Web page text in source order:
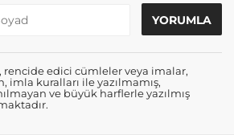
rencide edici cümleler veya imalar,
imla kuralları ile yazılmamış,
ve büyük harflerle yazılmış